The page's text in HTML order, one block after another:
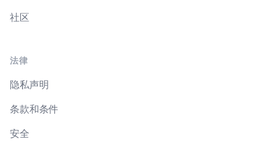
社区
法律
隐私声明
条款和条件
安全